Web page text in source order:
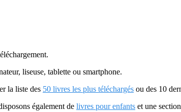
liseuse, tablette ou smartphone.
la liste des 50 livres les plus téléchargés ou des 10
également de livres pour enfants et une